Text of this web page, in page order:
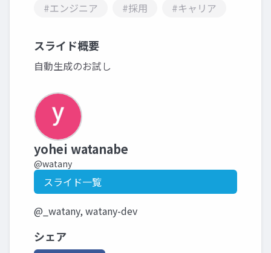
#エンジニア
#採用 #キャリア
スライド概要
自動生成のお試し
yohei watanabe
@watany
スライド一覧
@_watany, watany-dev
シェア